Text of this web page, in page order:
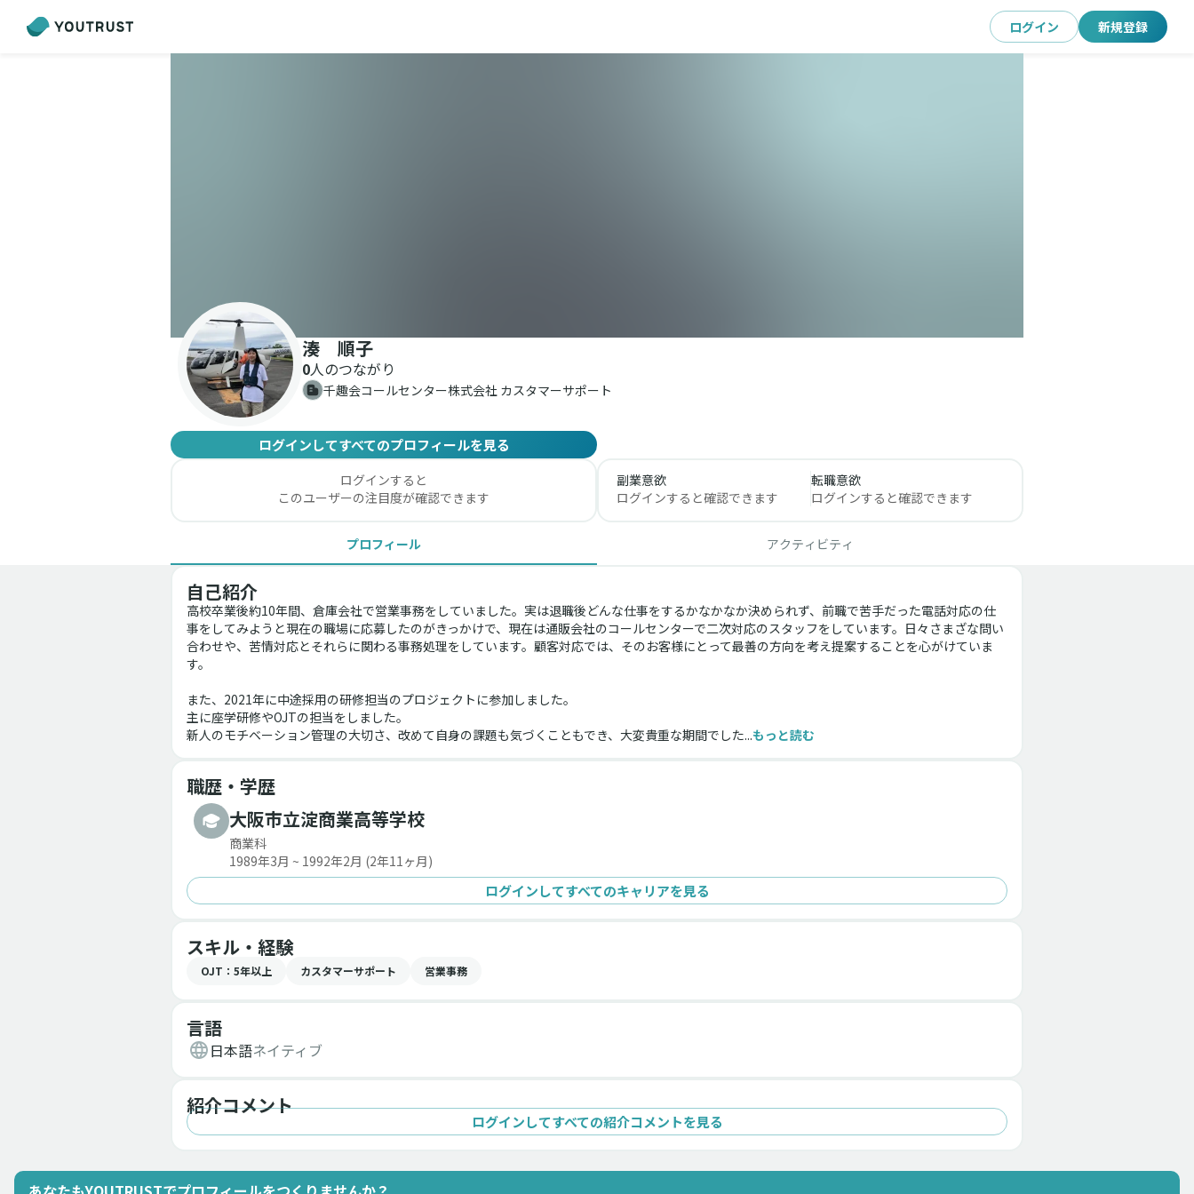
ログイン 新規登録
湊 順子
0人のつながり
千趣会コールセンター株式会社 カスタマーサポート
ログインしてすべてのプロフィールを見る
ログインすると
このユーザーの注目度が確認できます
副業意欲
ログインすると確認できます
転職意欲
ログインすると確認できます
プロフィール アクティビティ
自己紹介
高校卒業後約10年間、倉庫会社で営業事務をしていました。実は退職後どんな仕事をするかなかなか決められず、前職で苦手だった電話対応の仕
事をしてみようと現在の職場に応募したのがきっかけで、現在は通販会社のコールセンターで二次対応のスタッフをしています。日々さまざな問い
合わせや、苦情対応とそれらに関わる事務処理をしています。顧客対応では、そのお客様にとって最善の方向を考え提案することを心がけていま
す。
また、2021年に中途採用の研修担当のプロジェクトに参加しました。
主に座学研修やOJTの担当をしました。
新人のモチベーション管理の大切さ、改めて自身の課題も気づくこともでき、大変貴重な期間でした...もっと読む
職歴・学歴
大阪市立淀商業高等学校
商業科
1989年3月 ~ 1992年2月 (2年11ヶ月)
ログインしてすべてのキャリアを見る
スキル・経験
OJT ：5年以上 カスタマーサポート 営業事務
言語
日本語ネイティブ
紹介コメント
ログインしてすべての紹介コメントを見る